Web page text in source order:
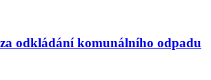
odkládání komunálního odpadu